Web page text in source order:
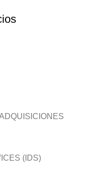
(IDS)